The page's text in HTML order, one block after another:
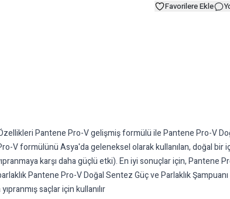
Favorilere Ekle
Pantene Pro-V gelişmiş formülü ile Pantene Pro-V
V formülünü Asya'da geleneksel olarak kullanılan, doğal
karşı daha güçlü etki). En iyi sonuçlar için, Pantene
Pantene Pro-V Doğal Sentez Güç ve Parlaklık
saçlar için kullanılır